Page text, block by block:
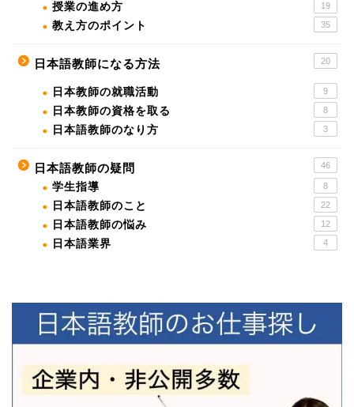
授業の進め方 19
教え方のポイント 35
日本語教師になる方法 20
日本教師の就職活動 9
日本教師の資格を取る 8
日本語教師のなり方 3
日本語教師の疑問 46
学生指導 8
日本語教師のこと 22
日本語教師の悩み 12
日本語業界 4